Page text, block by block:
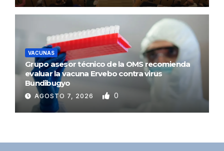
VACUNAS
Grupo asesor técnico de la OMS recomienda
evaluar la vacuna Ervebo contra virus
Bundibugyo
AGOSTO 7, 2026 0